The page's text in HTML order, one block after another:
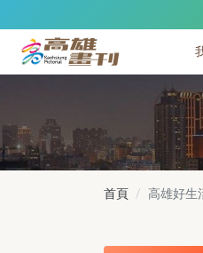
高雄畫刊
首頁 高雄好生